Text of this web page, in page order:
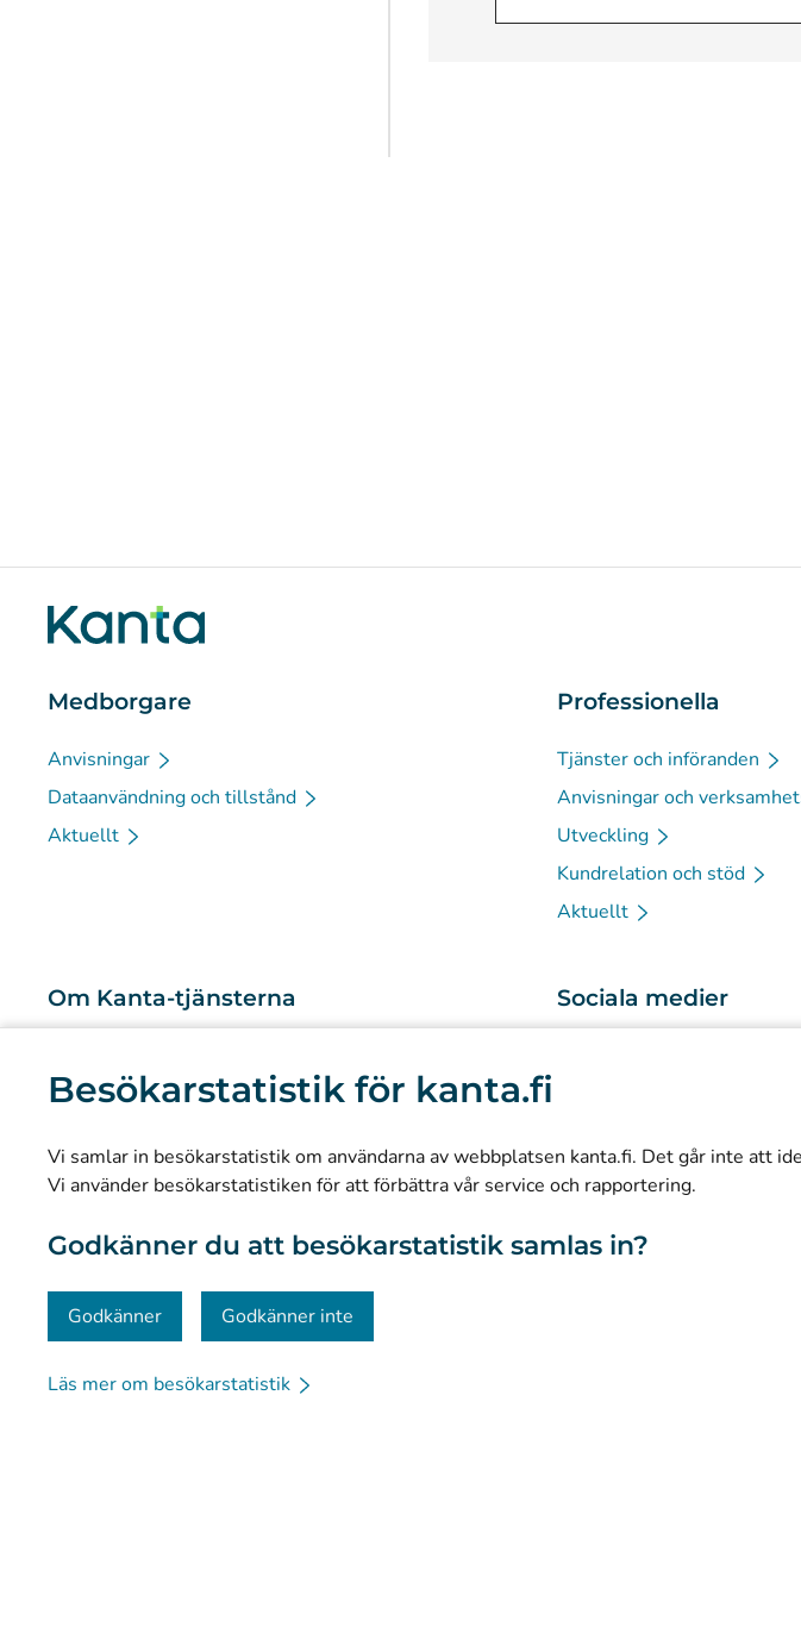
Besökarstatistik för kanta.fi
Vi samlar in besökarstatistik om användarna av webbplatsen kanta.fi. Det går inte att
Vi använder besökarstatistiken för att förbättra vår service och rapportering.
Godkänner du att besökarstatistik samlas in?
Godkänner Godkänner inte
Läs mer om besökarstatistik
Medborgare
Anvisningar
Dataanvändning och tillstånd
Aktuellt
Professionella
Tjänster och införanden
Anvisningar och
Utveckling
Kundrelation och stöd
Aktuellt
Om Kanta-tjänsterna
Forskning och kunskapsbaserad ledning
Dataskydd och tillgänglighet
Kommunikation och sociala medier
Sociala medier
© Kanta-Palvelut, Kansaneläkelaitos